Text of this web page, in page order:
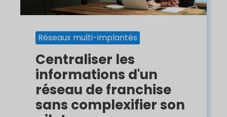
Réseaux multi-implantés
Centraliser les
informations d'un
réseau de franchise
sans complexifier son